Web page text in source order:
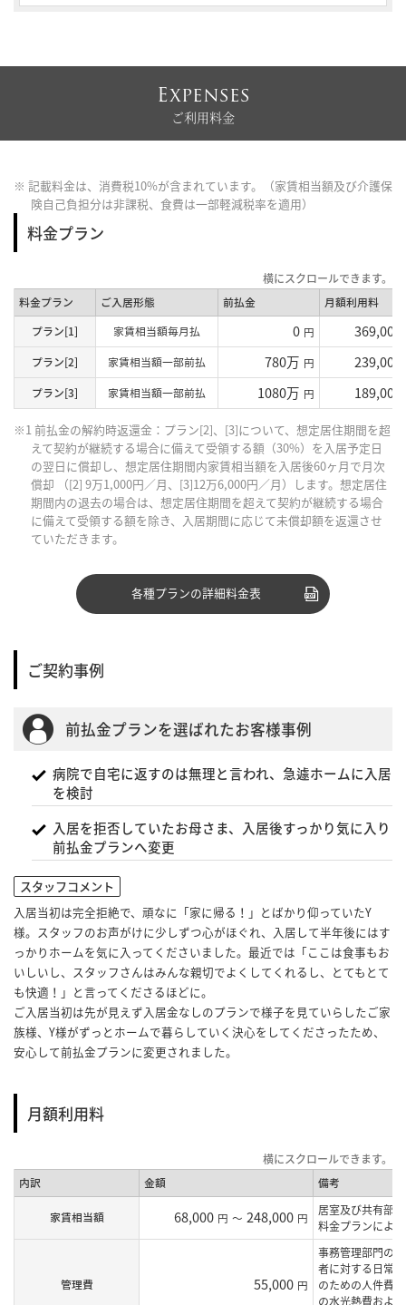
Expenses
ご利用料金
※ 記載料金は、消費税10%が含まれています。（家賃相当額及び介護保
険自己負担分は非課税、食費は一部軽減税率を適用）
料金プラン
料金プラン ご入居形態 前払金
月額利用料
プラン[1]
家賃相当額毎月払 0 円 369,000
プラン[2]
家賃相当額一部前払 780万 円 239,000
プラン[3]
家賃相当額一部前払 1080万 円 189,000
※1 前払金の解約時返還金：プラン[2]、[3]について、想定居住期間を超
えて契約が継続する場合に備えて受領する額（30%）を入居予定日
の翌日に償却し、想定居住期間内家賃相当額を入居後60ヶ月で月次
償却 （[2] 9万1,000円／月、[3]12万6,000円／月）します。想定居住
期間内の退去の場合は、想定居住期間を超えて契約が継続する場合
に備えて受領する額を除き、入居期間に応じて未償却額を返還させ
ていただきます。
各種プランの詳細料金表
ご契約事例
前払金プランを選ばれたお客様事例
病院で自宅に返すのは無理と言われ、急遽ホームに入居
を検討
入居を拒否していたお母さま、入居後すっかり気に入り
前払金プランへ変更
スタッフコメント
入居当初は完全拒絶で、頑なに「家に帰る！」とばかり仰っていたY
様。スタッフのお声がけに少しずつ心がほぐれ、入居して半年後にはす
っかりホームを気に入ってくださいました。最近では「ここは食事もお
いしいし、スタッフさんはみんな親切でよくしてくれるし、とてもとて
も快適！」と言ってくださるほどに。
ご入居当初は先が見えず入居金なしのプランで様子を見ていらしたご家
族様、Y様がずっとホームで暮らしていく決心をしてくださったため、
安心して前払金プランに変更されました。
月額利用料
内訳 金額 備考
家賃相当額 68,000 円 ～ 248,000 円
居室及び共有部
料金プランによ
管理費 55,000 円
事務管理部門の
者に対する日常
のための人件費
の水光熱費およ